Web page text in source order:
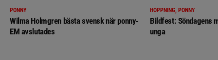
PONNY
Wilma Holmgren bästa svensk när ponny-
EM avslutades
HOPPNING, PONNY
Bildfest: Söndagens
unga